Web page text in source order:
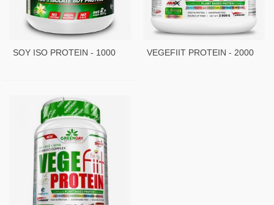
SOY ISO PROTEIN - 1000
VEGEFIIT PROTEIN - 2000